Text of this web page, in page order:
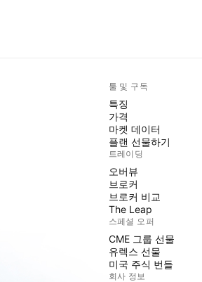
툴 및 구독
특징
가격
마켓 데이터
플랜 선물하기
트레이딩
오버뷰
브로커
브로커 비교
The Leap
스페셜 오퍼
CME 그룹 선물
유렉스 선물
미국 주식 번들
회사 정보